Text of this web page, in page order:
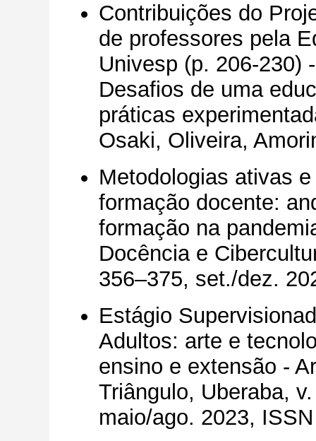
Contribuições do
de professores pela
Univesp (p. 206-230)
Desafios de uma
práticas
Osaki, Oliveira,
Metodologias ativas
formação docente:
formação na
Docência e
356–375, set./dez.
Estágio
Adultos: arte e
ensino e extensão -
Triângulo, Uberaba,
maio/ago. 2023,